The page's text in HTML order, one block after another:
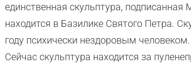
единственная скульптура,
находится в Базилике Святого Петра.
году психически нездоровым
Сейчас скульптура находится за